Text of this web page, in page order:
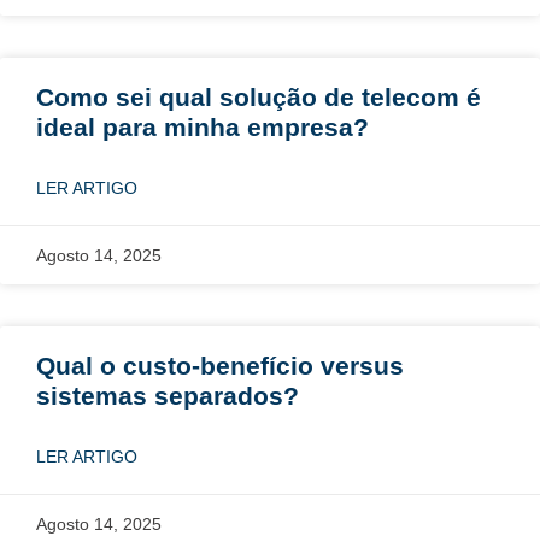
Como sei qual solução de telecom é
ideal para minha empresa?
LER ARTIGO
Agosto 14, 2025
Qual o custo-benefício versus
sistemas separados?
LER ARTIGO
Agosto 14, 2025